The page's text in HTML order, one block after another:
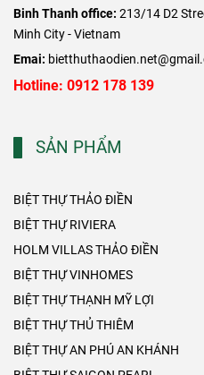
Binh Thanh office: 213/14 D2
Minh City - Vietnam
Emai:
Hotline: 0912 178 139
SẢN PHẨM
BIỆT THỰ THẢO ĐIỀN
BIỆT THỰ RIVIERA
HOLM VILLAS THẢO ĐIỀN
BIỆT THỰ VINHOMES
BIỆT THỰ THẠNH MỸ LỢI
BIỆT THỰ THỦ THIÊM
BIỆT THỰ AN PHÚ AN KHÁNH